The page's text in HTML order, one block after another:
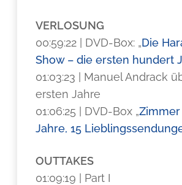
VERLOSUNG
00:59:22 | DVD-Box: „Die
Show – die ersten hundert
01:03:23 | Manuel Andrack
ersten Jahre
01:06:25 | DVD-Box „Zimmer
Jahre, 15
OUTTAKES
01:09:19 | Part I